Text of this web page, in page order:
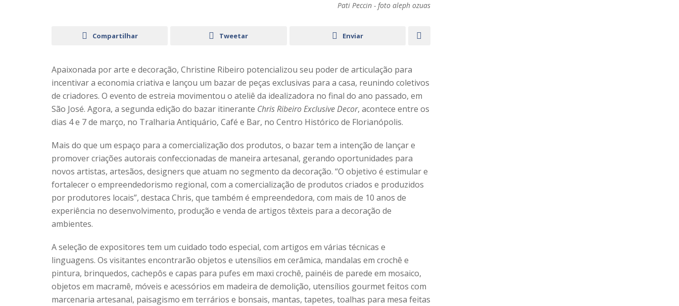
Pati Peccin - foto aleph ozuas
Compartilhar Tweetar Enviar
Apaixonada por arte e decoração, Christine Ribeiro potencializou seu poder de articulação para
incentivar a economia criativa e lançou um bazar de peças exclusivas para a casa, reunindo coletivos
de criadores. O evento de estreia movimentou o ateliê da idealizadora no final do ano passado, em
São José. Agora, a segunda edição do bazar itinerante Chris Ribeiro Exclusive Decor, acontece entre os
dias 4 e 7 de março, no Tralharia Antiquário, Café e Bar, no Centro Histórico de Florianópolis.
Mais do que um espaço para a comercialização dos produtos, o bazar tem a intenção de lançar e
promover criações autorais confeccionadas de maneira artesanal, gerando oportunidades para
novos artistas, artesãos, designers que atuam no segmento da decoração. “O objetivo é estimular e
fortalecer o empreendedorismo regional, com a comercialização de produtos criados e produzidos
por produtores locais”, destaca Chris, que também é empreendedora, com mais de 10 anos de
experiência no desenvolvimento, produção e venda de artigos têxteis para a decoração de
ambientes.
A seleção de expositores tem um cuidado todo especial, com artigos em várias técnicas e
linguagens. Os visitantes encontrarão objetos e utensílios em cerâmica, mandalas em crochê e
pintura, brinquedos, cachepôs e capas para pufes em maxi crochê, painéis de parede em mosaico,
objetos em macramê, móveis e acessórios em madeira de demolição, utensílios gourmet feitos com
marcenaria artesanal, paisagismo em terrários e bonsais, mantas, tapetes, toalhas para mesa feitas